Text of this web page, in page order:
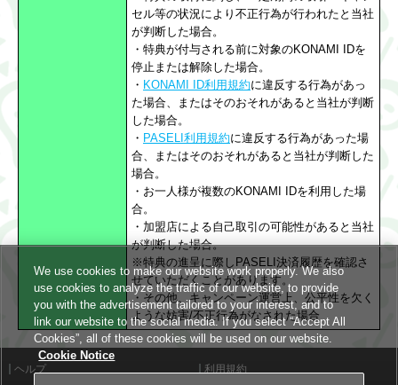
セル等の状況により不正行為が行われたと当社
が判断した場合。
・特典が付与される前に対象のKONAMI IDを
停止または解除した場合。
・ KONAMI ID利用規約に違反する行為があっ
た場合、またはそのおそれがあると当社が判断
した場合。
・ PASELI利用規約に違反する行為があった場
合、またはそのおそれがあると当社が判断した
場合。
・お一人様が複数のKONAMI IDを利用した場
合。
・加盟店による自己取引の可能性があると当社
が判断した場合。
※特典の進呈に際しPASELI決済履歴を確認さ
せていただくことがあります。
・その他、キャンペーン運営上、公平性を欠く
ような妨害/不正行為がなされた場合
ヘルプ
利用規約
We use cookies to make our website work properly. We also
use cookies to analyze the traffic of our website, to provide
you with the advertisement tailored to your interest, and to
link our website to the social media. If you select “Accept All
Cookies”, all of these cookies will be used on our website.
Cookie Notice